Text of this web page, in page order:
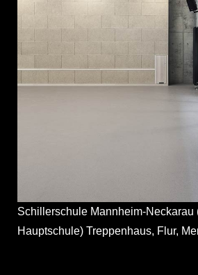
Schillerschule Mannheim-Neckarau
Hauptschule) Treppenhaus, Flur,